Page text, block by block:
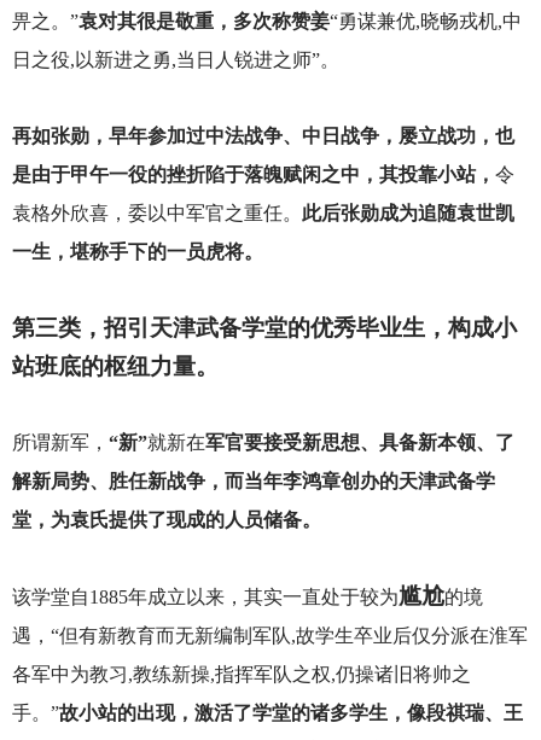
畀之。”袁对其很是敬重，多次称赞姜“勇谋兼优,晓畅戎机,中
日之役,以新进之勇,当日人锐进之师”。
再如张勋，早年参加过中法战争、中日战争，屡立战功，也
是由于甲午一役的挫折陷于落魄赋闲之中，其投靠小站， 令
袁格外欣喜，委以中军官之重任。 此后张勋成为追随袁世凯
一生，堪称手下的一员虎将。
第三类，招引天津武备学堂的优秀毕业生，构成小
站班底的枢纽力量。
所谓新军， “新”就新在军官要接受新思想、具备新本领、了
解新局势、胜任新战争，而当年李鸿章创办的天津武备学
堂，为袁氏提供了现成的人员储备。
该学堂自1885年成立以来，其实一直处于较为尴尬的境
遇，“但有新教育而无新编制军队,故学生卒业后仅分派在淮军
各军中为教习,教练新操,指挥军队之权,仍操诸旧将帅之
手。”故小站的出现，激活了学堂的诸多学生，像段祺瑞、王